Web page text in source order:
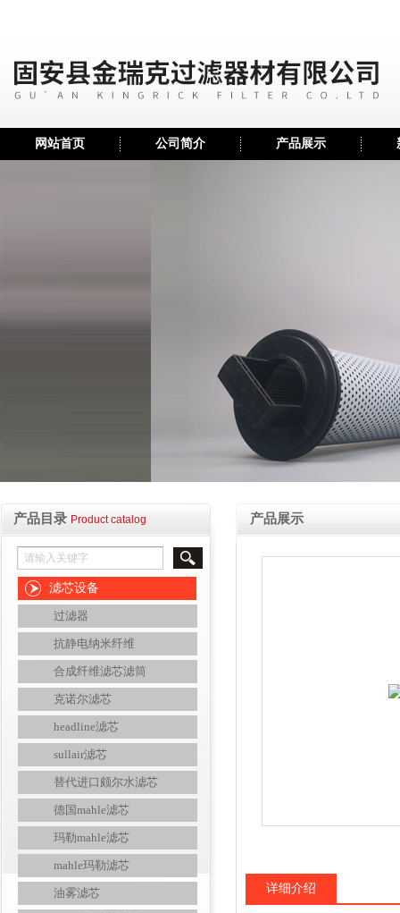
网站首页 公司简介 产品展示
产品目录 Product catalog
滤芯设备
过滤器
抗静电纳米纤维
合成纤维滤芯滤筒
克诺尔滤芯
headline滤芯
sullair滤芯
替代进口颇尔水滤芯
德国mahle滤芯
玛勒mahle滤芯
mahle玛勒滤芯
油雾滤芯
产品展示
详细介绍